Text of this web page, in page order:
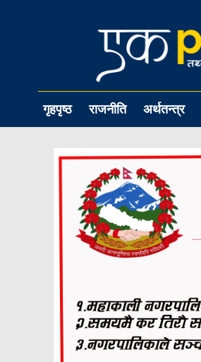
गृहपृष्ठ राजनीति अर्थतन्त्र